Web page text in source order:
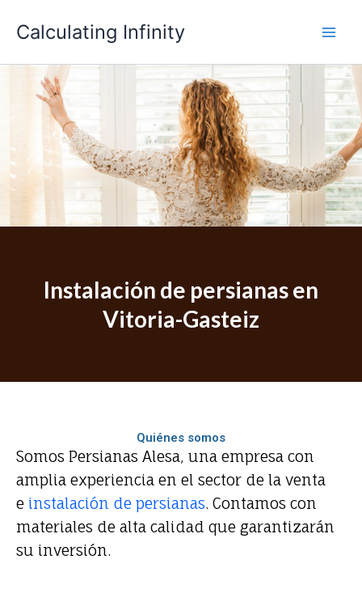
Calculating Infinity
Instalación de persianas en
Vitoria-Gasteiz
Quiénes somos
Somos Persianas Alesa, una empresa con
amplia experiencia en el sector de la venta
e instalación de persianas. Contamos con
materiales de alta calidad que garantizarán
su inversión.